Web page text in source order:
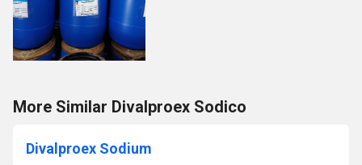
More Similar Divalproex Sodico
Divalproex Sodium